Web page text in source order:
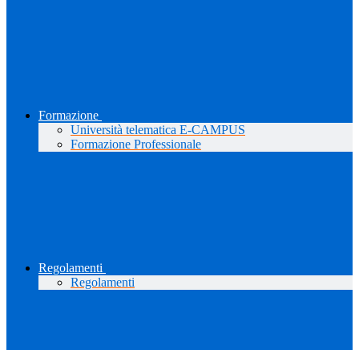
Formazione
Università telematica E-CAMPUS
Formazione Professionale
Regolamenti
Regolamenti